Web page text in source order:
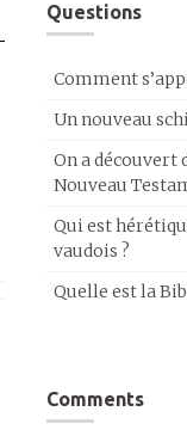
Questions
Comment
Un nouveau
On a découvert
Nouveau
Qui est
vaudois ?
Quelle est la
Comments